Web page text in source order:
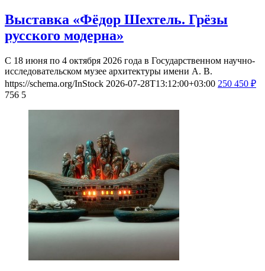
Выставка «Фёдор Шехтель. Грёзы
русского модерна»
С 18 июня по 4 октября 2026 года в Государственном научно-
исследовательском музее архитектуры имени А. В.
https://schema.org/InStock 2026-07-28T13:12:00+03:00 250 450 ₽
756 5